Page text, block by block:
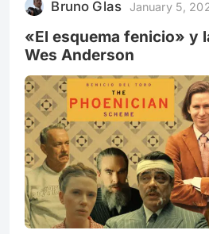
habíamos visto cómo ella lo
por dos días, dejándolo sin
Bruno Glas January 5,
«El esquema fenicio» y
Wes Anderson